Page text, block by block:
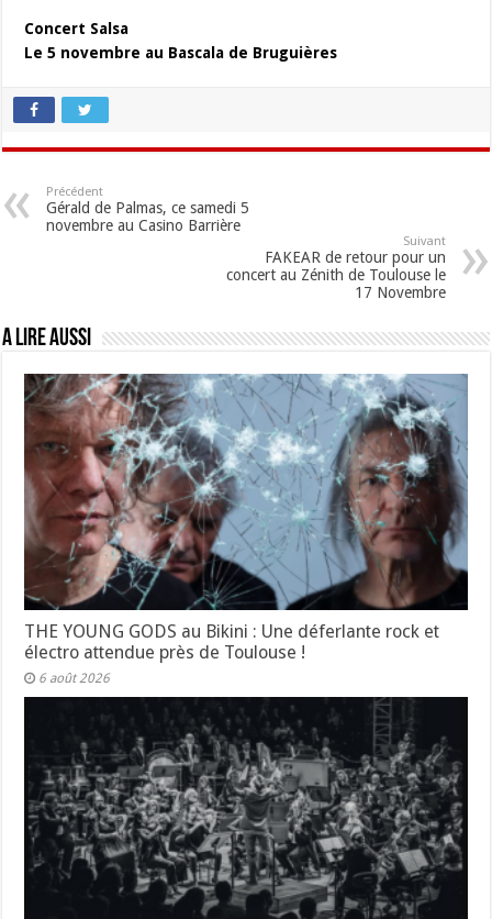
Concert Salsa
Le 5 novembre au Bascala de Bruguières
Précédent
Gérald de Palmas, ce samedi 5
novembre au Casino Barrière
Suivant
FAKEAR de retour pour un
concert au Zénith de Toulouse le
17 Novembre
A lire aussi
THE YOUNG GODS au Bikini : Une déferlante rock et
électro attendue près de Toulouse !
6 août 2026